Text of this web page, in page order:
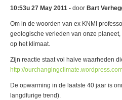
10:53u 27 May 2011 - door Bart
Om in de woorden van ex KNMI
geologische verleden van onze
op het klimaat.
Zijn reactie staat vol halve waarheden
http://
De opwarming in de laatste 40 jaar is
langdfurige trend).